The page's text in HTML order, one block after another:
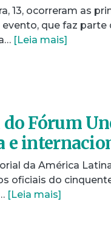
13, ocorreram as
que faz
[Leia mais]
Fórum
e
da América
oficiais do
[Leia mais]